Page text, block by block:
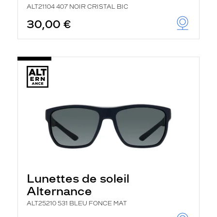
ALT21104 407 NOIR CRISTAL BIC
30,00 €
Lunettes de soleil
Alternance
ALT25210 531 BLEU FONCE MAT